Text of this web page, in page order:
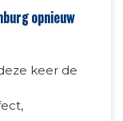
opnieuw
keer de